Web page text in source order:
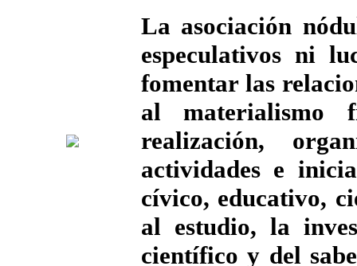
La asociación
especulativos ni
fomentar las
al materialismo
realización,
actividades e
cívico, educativo,
al estudio, la
científico y del